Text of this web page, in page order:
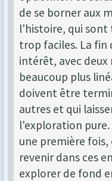
de se borner aux
l'histoire, qui sont
trop faciles. La fin
intérêt, avec deux
beaucoup plus
doivent être
autres et qui
l'exploration pure.
une première fois,
revenir dans ces
explorer de fond